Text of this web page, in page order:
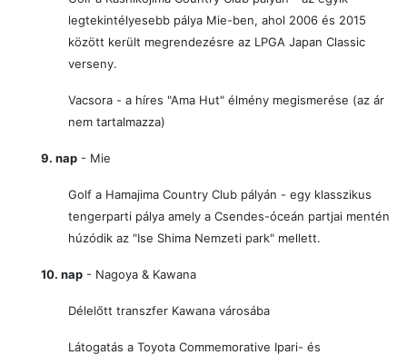
legtekintélyesebb pálya Mie-ben, ahol 2006 és 2015
között került megrendezésre az LPGA Japan Classic
verseny.
Vacsora - a híres "Ama Hut" élmény megismerése (az ár
nem tartalmazza)
9. nap - Mie
Golf a Hamajima Country Club pályán - egy klasszikus
tengerparti pálya amely a Csendes-óceán partjai mentén
húzódik az "Ise Shima Nemzeti park" mellett.
10. nap - Nagoya & Kawana
Délelőtt transzfer Kawana városába
Látogatás a Toyota Commemorative Ipari- és